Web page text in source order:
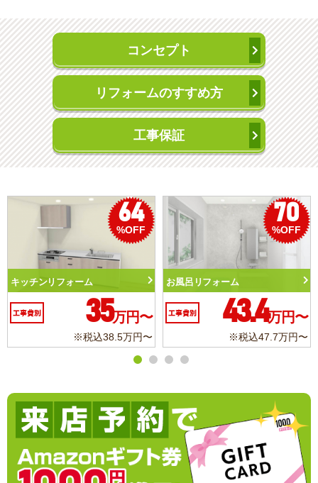
コンセプト
リフォームのすすめ方
工事保証
70
%OFF
万円〜
税込47.7万円〜
50
トイレリフォーム
工事費別 10.3万円〜
※税込11.3万円〜
洗面化粧台リフ
工事費別